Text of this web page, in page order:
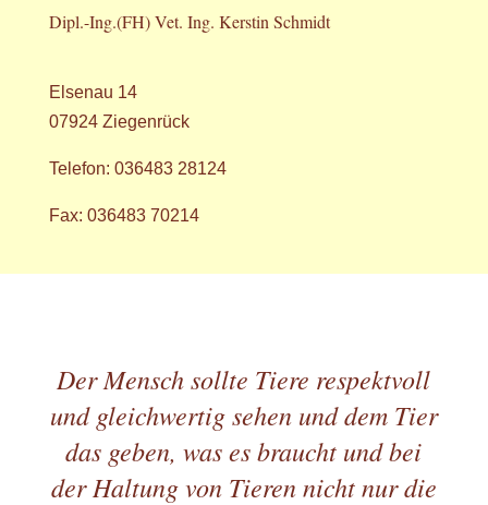
Dipl.-Ing.(FH) Vet. Ing. Kerstin Schmidt
Elsenau 14
07924 Ziegenrück
Telefon: 036483 28124
Fax: 036483 70214
Der Mensch sollte Tiere respektvoll
und gleichwertig sehen und dem Tier
das geben, was es braucht und bei
der Haltung von Tieren nicht nur die